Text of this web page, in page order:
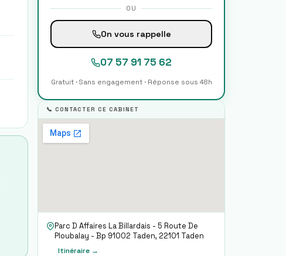
OU
On vous rappelle
07 57 91 75 62
Gratuit · Sans engagement · Réponse sous 48h
📞 CONTACTER CE CABINET
Parc D Affaires La Billardais - 5 Route De
Ploubalay - Bp 91002 Taden, 22101 Taden
Itinéraire →